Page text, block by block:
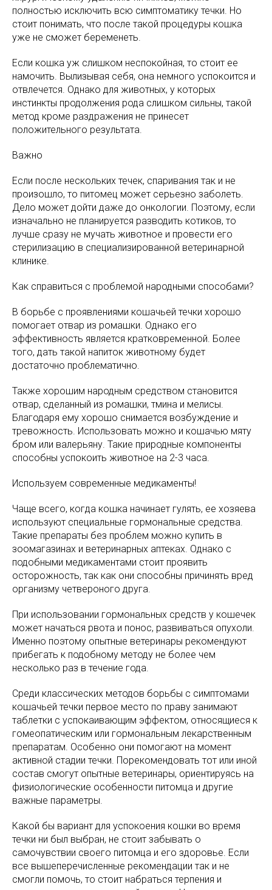
полностью исключить всю симптоматику течки. Но
стоит понимать, что после такой процедуры кошка
уже не сможет беременеть.
Если кошка уж слишком неспокойная, то стоит ее
намочить. Вылизывая себя, она немного успокоится и
отвлечется. Однако для животных, у которых
инстинкты продолжения рода слишком сильны, такой
метод кроме раздражения не принесет
положительного результата.
Важно
Если после нескольких течек, спаривания так и не
произошло, то питомец может серьезно заболеть.
Дело может дойти даже до онкологии. Поэтому, если
изначально не планируется разводить котиков, то
лучше сразу не мучать животное и провести его
стерилизацию в специализированной ветеринарной
клинике.
Как справиться с проблемой народными способами?
В борьбе с проявлениями кошачьей течки хорошо
помогает отвар из ромашки. Однако его
эффективность является кратковременной. Более
того, дать такой напиток животному будет
достаточно проблематично.
Также хорошим народным средством становится
отвар, сделанный из ромашки, тмина и мелисы.
Благодаря ему хорошо снимается возбуждение и
тревожность. Использовать можно и кошачью мяту
бром или валерьяну. Такие природные компоненты
способны успокоить животное на 2-3 часа.
Используем современные медикаменты!
Чаще всего, когда кошка начинает гулять, ее хозяева
используют специальные гормональные средства.
Такие препараты без проблем можно купить в
зоомагазинах и ветеринарных аптеках. Однако с
подобными медикаментами стоит проявить
осторожность, так как они способны причинять вред
организму четвероного друга.
При использовании гормональных средств у кошечек
может начаться рвота и понос, развиваться опухоли.
Именно поэтому опытные ветеринары рекомендуют
прибегать к подобному методу не более чем
несколько раз в течение года.
Среди классических методов борьбы с симптомами
кошачьей течки первое место по праву занимают
таблетки с успокаивающим эффектом, относящиеся к
гомеопатическим или гормональным лекарственным
препаратам. Особенно они помогают на момент
активной стадии течки. Порекомендовать тот или иной
состав смогут опытные ветеринары, ориентируясь на
физиологические особенности питомца и другие
важные параметры.
Какой бы вариант для успокоения кошки во время
течки ни был выбран, не стоит забывать о
самочувствии своего питомца и его здоровье. Если
все вышеперечисленные рекомендации так и не
смогли помочь, то стоит набраться терпения и